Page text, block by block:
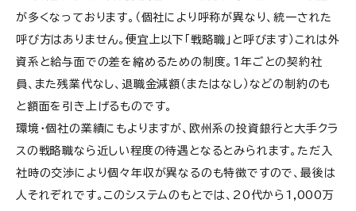
が多くなっております。（個社により呼称が異なり、統一された
呼び方はありません。便宜上以下「戦略職」と呼びます）これは外
資系と給与面での差を縮めるための制度。1年ごとの契約社
員、また残業代なし、退職金減額（またはなし）などの制約のも
と額面を引き上げるものです。
環境・個社の業績にもよりますが、欧州系の投資銀行と大手クラ
スの戦略職なら近しい程度の待遇となるとみられます。ただ入
社時の交渉により個々年収が異なるのも特徴ですので、最後は
人それぞれです。このシステムのもとでは、20代から1,000万